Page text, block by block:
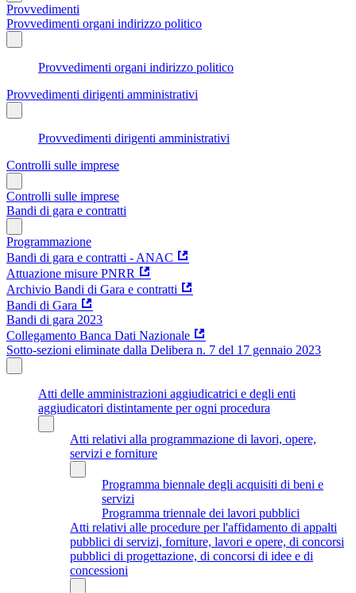
Provvedimenti
Provvedimenti organi indirizzo politico
Provvedimenti organi indirizzo politico
Provvedimenti dirigenti amministrativi
Provvedimenti dirigenti amministrativi
Controlli sulle imprese
Controlli sulle imprese
Bandi di gara e contratti
Programmazione
Bandi di gara e contratti - ANAC
Attuazione misure PNRR
Archivio Bandi di Gara e contratti
Bandi di Gara
Bandi di gara 2023
Collegamento Banca Dati Nazionale
Sotto-sezioni eliminate dalla Delibera n. 7 del 17 gennaio 2023
Atti delle amministrazioni aggiudicatrici e degli enti
aggiudicatori distintamente per ogni procedura
Atti relativi alla programmazione di lavori, opere,
servizi e forniture
Programma biennale degli acquisiti di beni e
servizi
Programma triennale dei lavori pubblici
Atti relativi alle procedure per l'affidamento di appalti
pubblici di servizi, forniture, lavori e opere, di concorsi
pubblici di progettazione, di concorsi di idee e di
concessioni